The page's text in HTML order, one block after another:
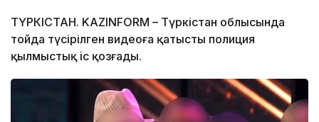
ТҮРКІСТАН. KAZINFORM – Түркістан облысында
тойда түсірілген видеоға қатысты полиция
қылмыстық іс қозғады.